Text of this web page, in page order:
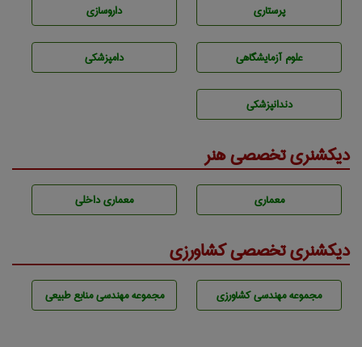
پرستاری داروسازی
علوم آزمايشگاهی دامپزشكی
دندانپزشكی
دیکشنری تخصصی هنر
معماری معماری داخلی
دیکشنری تخصصی کشاورزی
مجموعه مهندسی كشاورزی مجموعه مهندسی منابع طبيعی